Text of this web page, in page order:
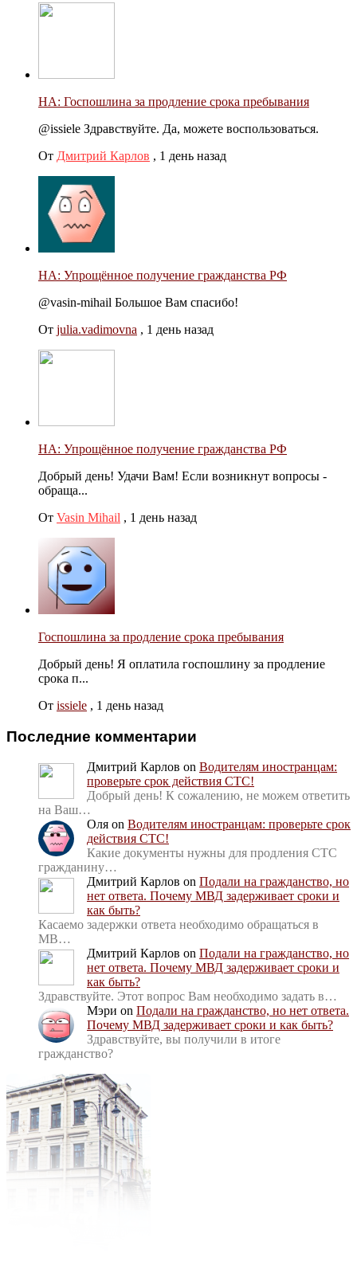
НА: Госпошлина за продление срока пребывания
@issiele Здравствуйте. Да, можете воспользоваться.
От Дмитрий Карлов , 1 день назад
НА: Упрощённое получение гражданства РФ
@vasin-mihail Большое Вам спасибо!
От julia.vadimovna , 1 день назад
НА: Упрощённое получение гражданства РФ
Добрый день! Удачи Вам! Если возникнут вопросы -
обраща...
От Vasin Mihail , 1 день назад
Госпошлина за продление срока пребывания
Добрый день! Я оплатила госпошлину за продление
срока п...
От issiele , 1 день назад
Последние комментарии
Дмитрий Карлов on Водителям иностранцам:
проверьте срок действия СТС!
Добрый день! К сожалению, не можем ответить
на Ваш…
Оля on Водителям иностранцам: проверьте срок
действия СТС!
Какие документы нужны для продления СТС
гражданину…
Дмитрий Карлов on Подали на гражданство, но
нет ответа. Почему МВД задерживает сроки и
как быть?
Касаемо задержки ответа необходимо обращаться в
МВ…
Дмитрий Карлов on Подали на гражданство, но
нет ответа. Почему МВД задерживает сроки и
как быть?
Здравствуйте. Этот вопрос Вам необходимо задать в…
Мэри on Подали на гражданство, но нет ответа.
Почему МВД задерживает сроки и как быть?
Здравствуйте, вы получили в итоге
гражданство?